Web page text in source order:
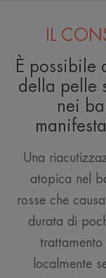
IL
È possibile
della pelle
nei
Una
atopica nel
rosse che
durata di
localmente